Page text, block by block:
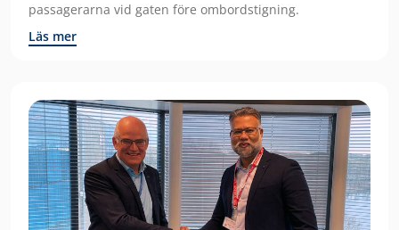
passagerarna vid gaten före ombordstigning.
Läs mer